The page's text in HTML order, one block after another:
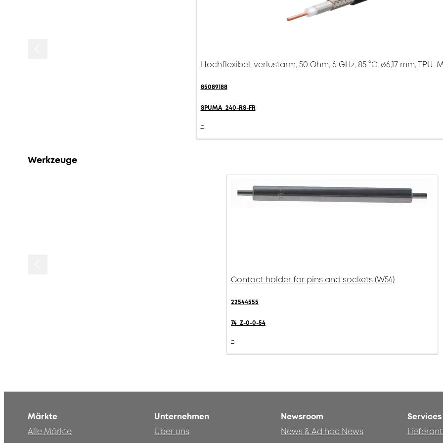
Hochflexibel, verlustarm, 50 Ohm, 6 GHz, 85 °C, ø6,17 mm, TPU-
85089188
SPUMA_240-RS-FR
-
Werkzeuge
Contact holder for pins and sockets (W54)
22544555
74_Z-0-0-54
-
Märkte
Alle Märkte
Unternehmen
Über uns
Newsroom
News & Ad hoc News
Services